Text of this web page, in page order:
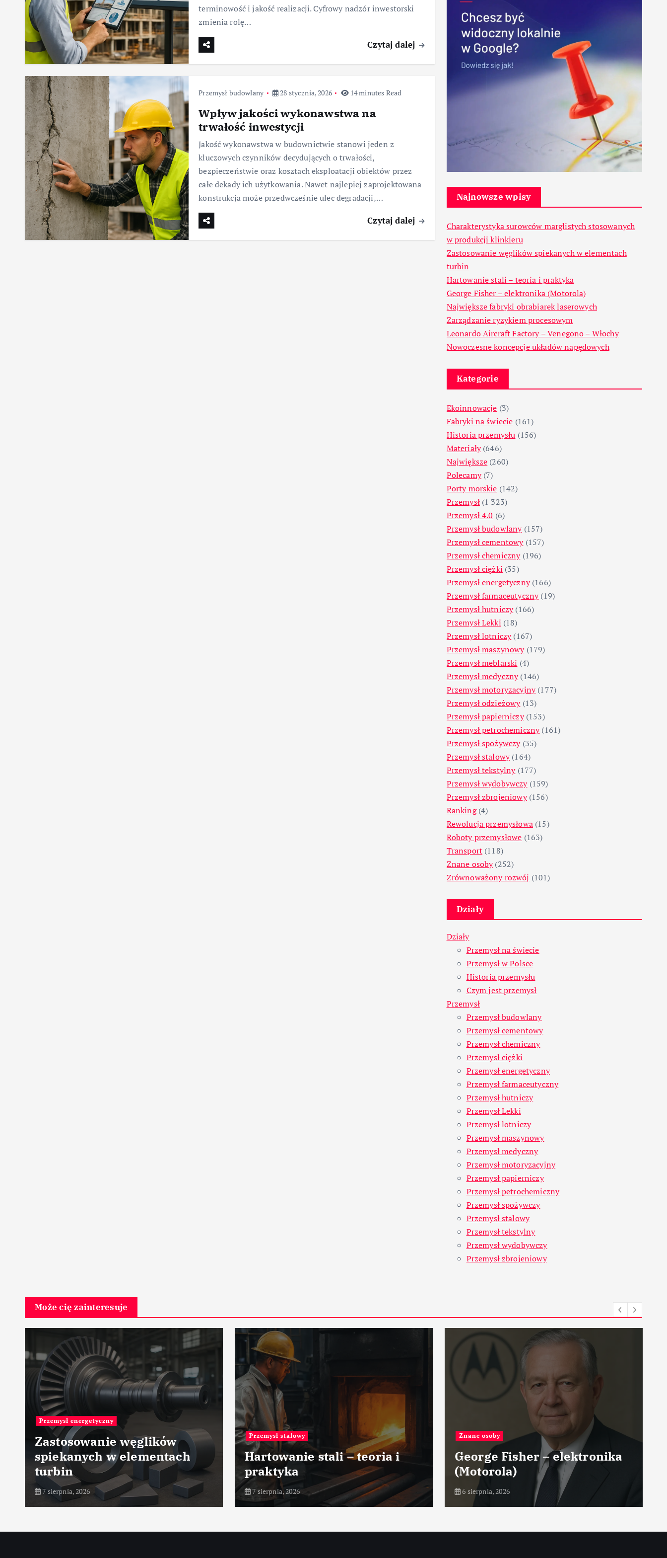
terminowość i jakość realizacji. Cyfrowy nadzór inwestorski
zmienia rolę…
Czytaj dalej
Przemysł budowlany 28 stycznia, 2026 14 minutes Read
Wpływ jakości wykonawstwa na
trwałość inwestycji
Jakość wykonawstwa w budownictwie stanowi jeden z
kluczowych czynników decydujących o trwałości,
bezpieczeństwie oraz kosztach eksploatacji obiektów przez
całe dekady ich użytkowania. Nawet najlepiej zaprojektowana
konstrukcja może przedwcześnie ulec degradacji,…
Czytaj dalej
Najnowsze wpisy
Charakterystyka surowców marglistych stosowanych
w produkcji klinkieru
Zastosowanie węglików spiekanych w elementach
turbin
Hartowanie stali – teoria i praktyka
George Fisher – elektronika (Motorola)
Największe fabryki obrabiarek laserowych
Zarządzanie ryzykiem procesowym
Leonardo Aircraft Factory – Venegono – Włochy
Nowoczesne koncepcje układów napędowych
Kategorie
Ekoinnowacje (3)
Fabryki na świecie (161)
Historia przemysłu (156)
Materiały(646)
Największe (260)
Polecamy(7)
Porty morskie (142)
Przemysł(1 323)
Przemysł 4.0 (6)
Przemysł budowlany(157)
Przemysł cementowy(157)
Przemysł chemiczny(196)
Przemysł ciężki (35)
Przemysł energetyczny(166)
Przemysł farmaceutyczny(19)
Przemysł hutniczy(166)
Przemysł Lekki (18)
Przemysł lotniczy(167)
Przemysł maszynowy(179)
Przemysł meblarski (4)
Przemysł medyczny(146)
Przemysł motoryzacyjny(177)
Przemysł odzieżowy(13)
Przemysł papierniczy(153)
Przemysł petrochemiczny(161)
Przemysł spożywczy(35)
Przemysł stalowy(164)
Przemysł tekstylny(177)
Przemysł wydobywczy(159)
Przemysł zbrojeniowy(156)
Ranking(4)
Rewolucja przemysłowa(15)
Roboty przemysłowe (163)
Transport (118)
Znane osoby(252)
Zrównoważony rozwój (101)
Działy
Działy
Przemysł na świecie
Przemysł w Polsce
Historia przemysłu
Czym jest przemysł
Przemysł
Przemysł budowlany
Przemysł cementowy
Przemysł chemiczny
Przemysł ciężki
Przemysł energetyczny
Przemysł farmaceutyczny
Przemysł hutniczy
Przemysł Lekki
Przemysł lotniczy
Przemysł maszynowy
Przemysł medyczny
Przemysł motoryzacyjny
Przemysł papierniczy
Przemysł petrochemiczny
Przemysł spożywczy
Przemysł stalowy
Przemysł tekstylny
Przemysł wydobywczy
Przemysł zbrojeniowy
Może cię zainteresuje
Przemysł stalowy
Hartowanie stali – teoria i
praktyka
7 sierpnia, 2026
Znane osoby
George Fisher – elektronika
(Motorola)
6 sierpnia, 2026
Największe
Największe fabryki
obrabiarek laserowych
6 sierpnia, 2026